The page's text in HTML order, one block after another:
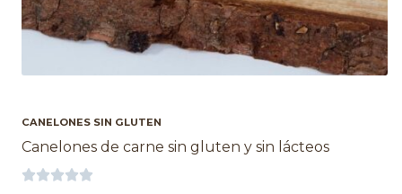
CANELONES SIN GLUTEN
Canelones de carne sin gluten y sin lácteos
